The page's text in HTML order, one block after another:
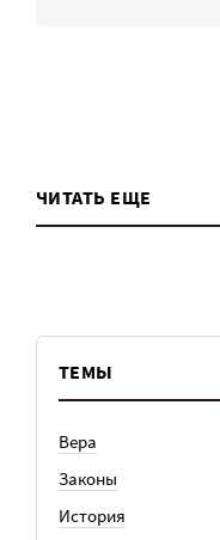
ЧИТАТЬ ЕЩЕ
ТЕМЫ
Вера
Законы
История